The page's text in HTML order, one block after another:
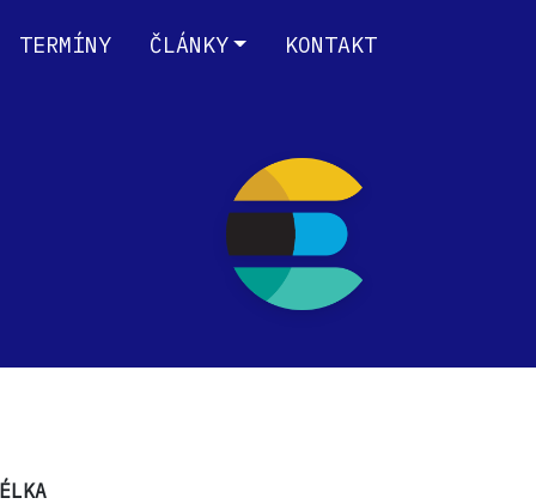
TERMÍNY ČLÁNKY KONTAKT